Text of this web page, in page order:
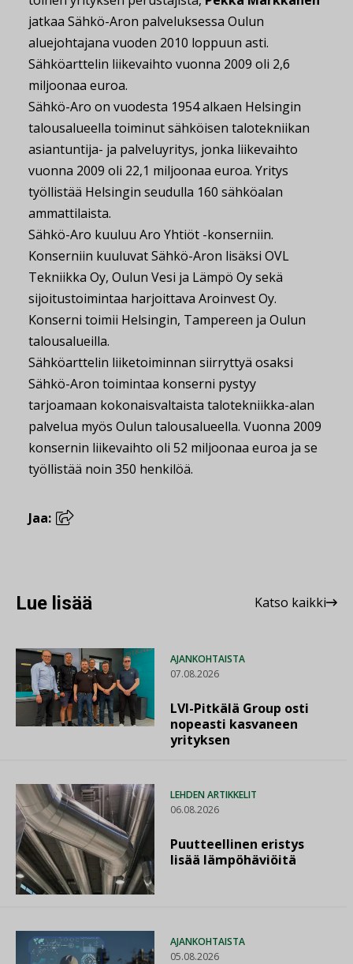
jatkaa Sähkö-Aron palveluksessa Oulun
aluejohtajana vuoden 2010 loppuun asti.
Sähköarttelin liikevaihto vuonna 2009 oli 2,6
miljoonaa euroa.
Sähkö-Aro on vuodesta 1954 alkaen Helsingin
talousalueella toiminut sähköisen talotekniikan
asiantuntija- ja palveluyritys, jonka liikevaihto
vuonna 2009 oli 22,1 miljoonaa euroa. Yritys
työllistää Helsingin seudulla 160 sähköalan
ammattilaista.
Sähkö-Aro kuuluu Aro Yhtiöt -konserniin.
Konserniin kuuluvat Sähkö-Aron lisäksi OVL
Tekniikka Oy, Oulun Vesi ja Lämpö Oy sekä
sijoitustoimintaa harjoittava Aroinvest Oy.
Konserni toimii Helsingin, Tampereen ja Oulun
talousalueilla.
Sähköarttelin liiketoiminnan siirryttyä osaksi
Sähkö-Aron toimintaa konserni pystyy
tarjoamaan kokonaisvaltaista talotekniikka-alan
palvelua myös Oulun talousalueella. Vuonna 2009
konsernin liikevaihto oli 52 miljoonaa euroa ja se
työllistää noin 350 henkilöä.
Jaa:
Lue lisää Katso kaikki
AJANKOHTAISTA
07.08.2026
LVI-Pitkälä Group osti
nopeasti kasvaneen
yrityksen
LEHDEN ARTIKKELIT
06.08.2026
Puutteellinen eristys
lisää lämpöhäviöitä
AJANKOHTAISTA
05.08.2026